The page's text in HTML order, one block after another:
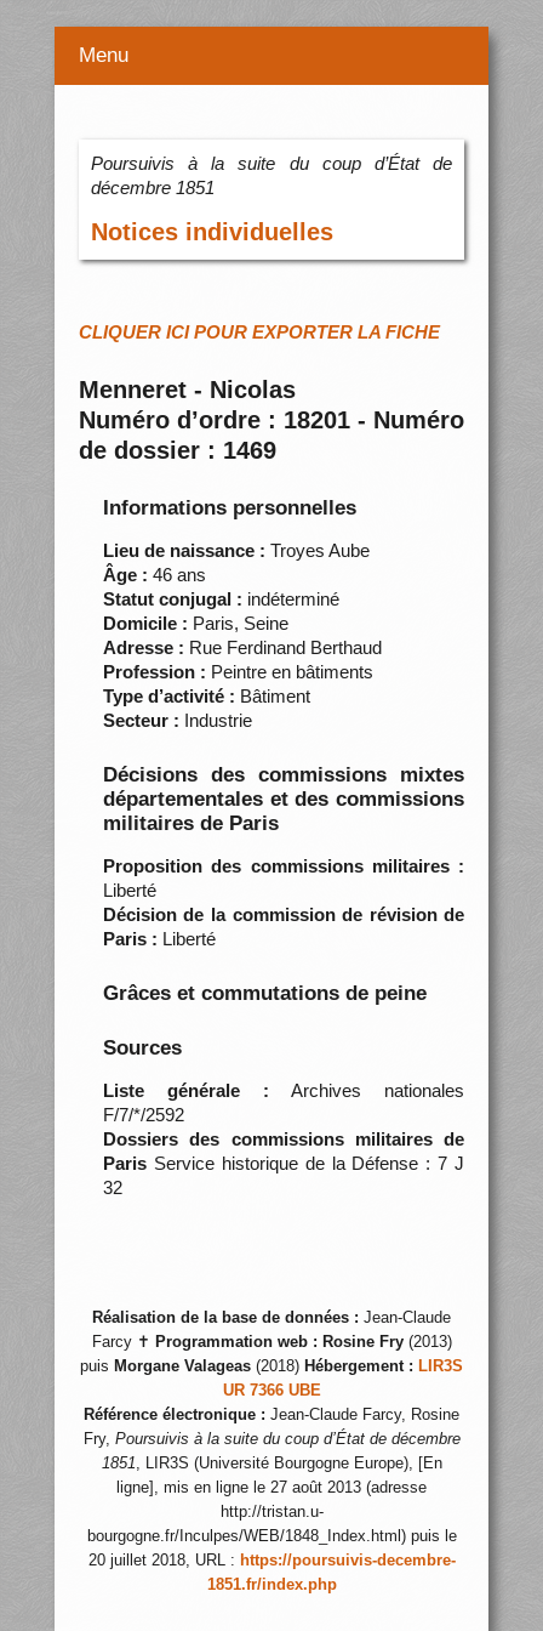
Menu
Poursuivis à la suite du coup d’État de
décembre 1851
Notices individuelles
CLIQUER ICI POUR EXPORTER LA FICHE
Menneret - Nicolas
Numéro d’ordre : 18201 - Numéro
de dossier : 1469
Informations personnelles
Lieu de naissance : Troyes Aube
Âge : 46 ans
Statut conjugal : indéterminé
Domicile : Paris, Seine
Adresse : Rue Ferdinand Berthaud
Profession : Peintre en bâtiments
Type d’activité : Bâtiment
Secteur : Industrie
Décisions des commissions mixtes
départementales et des commissions
militaires de Paris
Proposition des commissions militaires :
Liberté
Décision de la commission de révision de
Paris : Liberté
Grâces et commutations de peine
Sources
Liste générale : Archives nationales
F/7/*/2592
Dossiers des commissions militaires de
ParisService historique de la Défense : 7 J
32
Réalisation de la base de données : Jean-Claude
Farcy ✝ Programmation web : Rosine Fry(2013)
puis Morgane Valageas (2018) Hébergement : LIR3S
UR 7366 UBE
Référence électronique : Jean-Claude Farcy, Rosine
Fry, Poursuivis à la suite du coup d’État de décembre
1851, LIR3S (Université Bourgogne Europe), [En
ligne], mis en ligne le 27 août 2013 (adresse
http://tristan.u-
bourgogne.fr/Inculpes/WEB/1848_Index.html) puis le
20 juillet 2018, URL : https://poursuivis-decembre-
1851.fr/index.php